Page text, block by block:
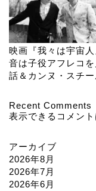
映画『我々は宇宙
音は子役アフレコ
話＆カンヌ・スチ
Recent Comments
表示できるコメント
アーカイブ
2026年8月
2026年7月
2026年6月